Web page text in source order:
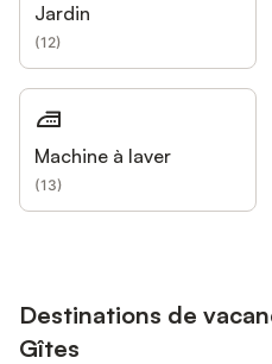
Jardin
(12)
Machine à laver
(13)
Destinations de
Gîtes